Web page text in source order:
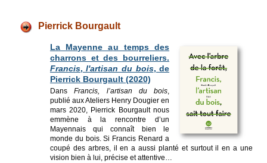
Pierrick Bourgault
La Mayenne au temps des
charrons et des bourreliers.
Francis, l'artisan du bois, de
Pierrick Bourgault (2020)
DansFrancis, l’artisan du bois,
publié aux Ateliers Henry Dougier en
mars 2020, Pierrick Bourgault nous
emmène à la rencontre d’un
Mayennais qui connaît bien le
monde du bois. Si Francis Renard a
coupé des arbres, il en a aussi planté et surtout il en a une
vision bien à lui, précise et attentive…